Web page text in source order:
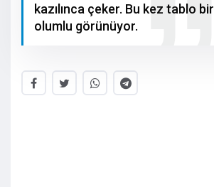
kazılınca çeker. Bu kez tablo
olumlu görünüyor.